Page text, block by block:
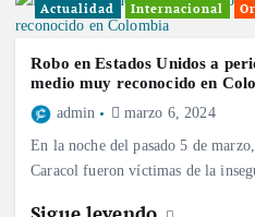
Actualidad Internacional
Robo en Estados Unidos a
medio muy reconocido en
admin marzo 6, 2024
En la noche del pasado 5 de
Caracol fueron víctimas de la